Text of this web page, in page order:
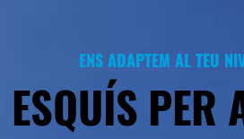
ENS ADAPTEM AL TEU
ESQUÍS PER